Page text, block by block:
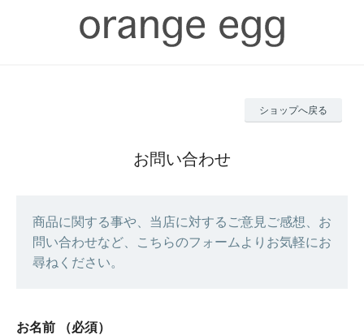
ショップへ戻る
お問い合わせ
商品に関する事や、当店に対するご意見ご感想、お
問い合わせなど、こちらのフォームよりお気軽にお
尋ねください。
お名前 （必須）